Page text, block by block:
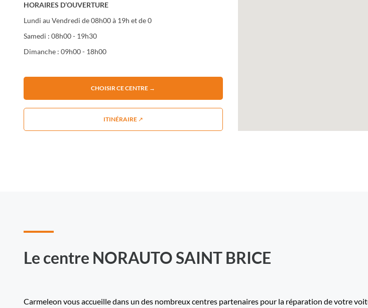
HORAIRES D’OUVERTURE
Lundi au Vendredi de 08h00 à 19h et de 0
Samedi : 08h00 - 19h30
Dimanche : 09h00 - 18h00
CHOISIR CE CENTRE →
ITINÉRAIRE ↗
Le centre NORAUTO SAINT BRICE
Carmeleon vous accueille dans un des nombreux centres partenaires pour la réparation de votre